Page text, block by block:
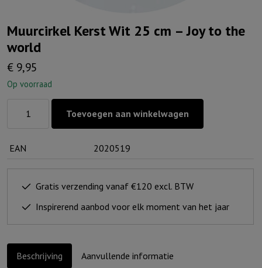
Muurcirkel Kerst Wit 25 cm – Joy to the
world
€ 9,95
Op voorraad
25
cm
world
Toevoegen aan winkelwagen
EAN 2020519
Gratis verzending vanaf €120 excl. BTW
Inspirerend aanbod voor elk moment van het jaar
Beschrijving Aanvullende informatie